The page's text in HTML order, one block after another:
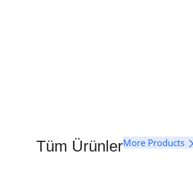
Tüm ÜrünlerMore Products